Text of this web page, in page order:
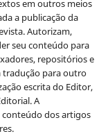
em outros meios
a publicação da
Autorizam,
seu conteúdo para
repositórios e
tradução para outro
escrita do Editor,
A
dos artigos